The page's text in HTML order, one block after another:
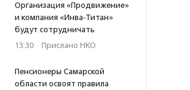
Организация «Продвижение»
и компания «Инва-Титан»
будут сотрудничать
13:30 · Прислано НКО
Пенсионеры Самарской
области освоят правила